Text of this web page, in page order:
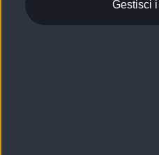
Gestisci